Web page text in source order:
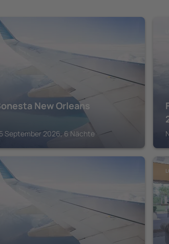
New Orleans
September 2026, 6 Nächte